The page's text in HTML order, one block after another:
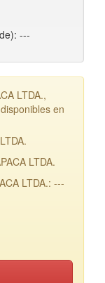
---
LTDA.,
en
LTDA.
LTDA.: ---